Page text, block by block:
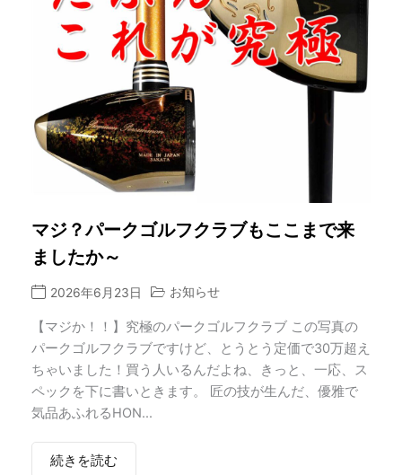
マジ？パークゴルフクラブもここまで来
ましたか～
2026年6月23日 お知らせ
【マジか！！】究極のパークゴルフクラブ この写真の
パークゴルフクラブですけど、とうとう定価で30万超え
ちゃいました！買う人いるんだよね、きっと、一応、ス
ペックを下に書いときます。 匠の技が生んだ、優雅で
気品あふれるHON...
続きを読む